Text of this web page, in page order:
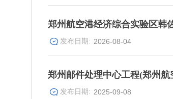
郑州航空港经济综合实验区韩
2026-08-04
郑州邮件处理中心工程(郑州
2025-09-08